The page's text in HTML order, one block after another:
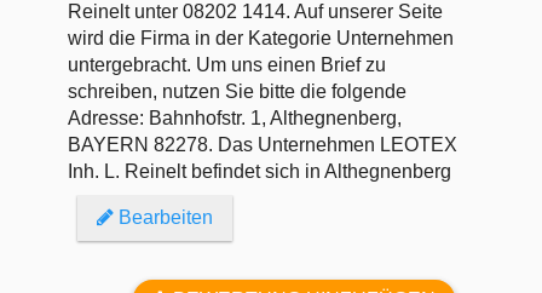
Reinelt unter 08202 1414. Auf unserer Seite
wird die Firma in der Kategorie Unternehmen
untergebracht. Um uns einen Brief zu
schreiben, nutzen Sie bitte die folgende
Adresse: Bahnhofstr. 1, Althegnenberg,
BAYERN 82278. Das Unternehmen LEOTEX
Inh. L. Reinelt befindet sich in Althegnenberg
Bearbeiten